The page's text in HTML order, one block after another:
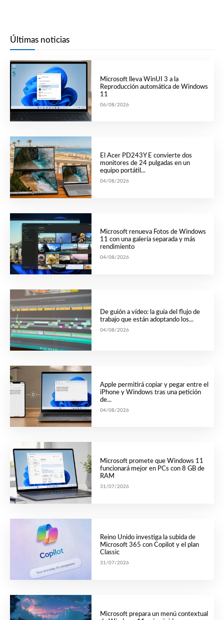
Últimas noticias
Microsoft lleva WinUI 3 a la
Reproducción automática de Windows
11
06/08/2026
El Acer PD243Y E convierte dos
monitores de 24 pulgadas en un
equipo portátil...
04/08/2026
Microsoft renueva Fotos de Windows
11 con una galería separada y más
rendimiento
04/08/2026
De guión a vídeo: la guía del flujo de
trabajo que están adoptando los...
04/08/2026
Apple permitirá copiar y pegar entre el
iPhone y Windows tras una petición
de...
04/08/2026
Microsoft promete que Windows 11
funcionará mejor en PCs con 8 GB de
RAM
31/07/2026
Reino Unido investiga la subida de
Microsoft 365 con Copilot y el plan
Classic
31/07/2026
Microsoft prepara un menú contextual